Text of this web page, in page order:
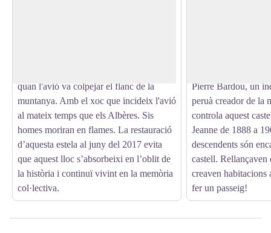
quan l'avió va colpejar el flanc de la
muntanya. Amb el xoc que incideix l'avió
al mateix temps que els Albères. Sis
homes moriran en flames. La restauració
d’aquesta estela al juny del 2017 evita
que aquest lloc s’absorbeixi en l’oblit de
la història i continuï vivint en la memòria
col·lectiva.
Pierre Bardou, un
peruà creador de la
controla aquest
Jeanne de 1888 a
descendents són
castell.
creaven habitacions
fer un passeig!